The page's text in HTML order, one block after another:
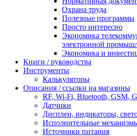
Охрана труда
Полезные программы
Просто интересно
Экономика
электронной
Экономика и
Книги / руководства
Инструменты
Калькуляторы
Описания / ссылки на магазины
RF, Wi-Fi, Bluetooth, GSM,
Датчики
Дисплеи, индикаторы,
Исполнительные
Источники питания